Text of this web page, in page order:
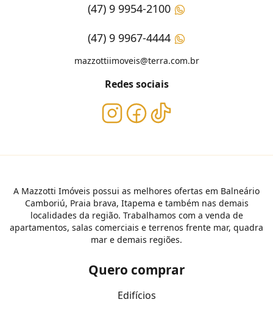
(47) 9 9954-2100
(47) 9 9967-4444
mazzottiimoveis@terra.com.br
Redes sociais
A Mazzotti Imóveis possui as melhores ofertas em Balneário
Camboriú, Praia brava, Itapema e também nas demais
localidades da região. Trabalhamos com a venda de
apartamentos, salas comerciais e terrenos frente mar, quadra
mar e demais regiões.
Quero comprar
Edifícios